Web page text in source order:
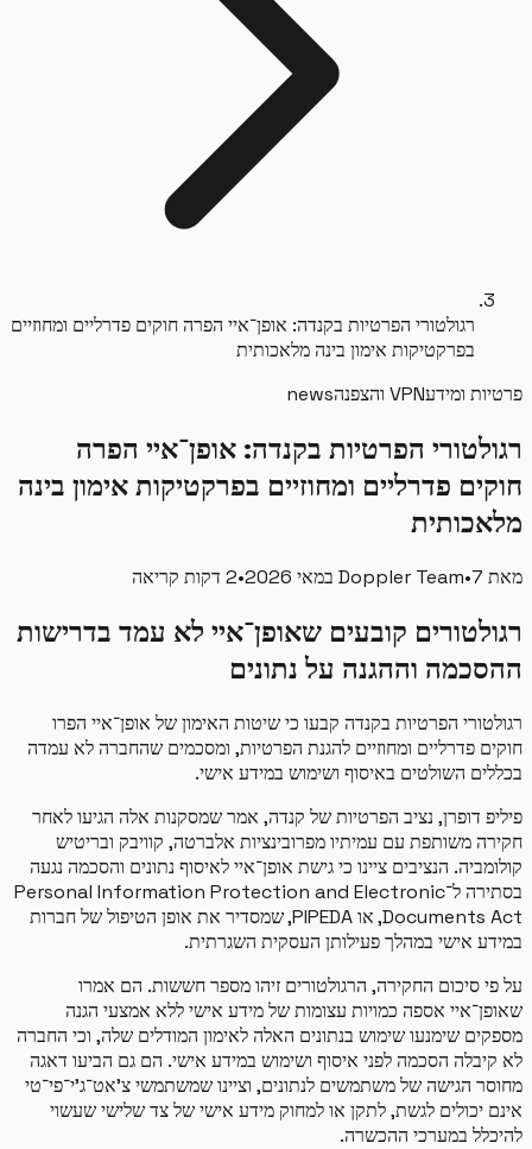
רגולטורי הפרטיות בקנדה: אופן־איי הפרה חוקים פדרליים ומחוזיים
בפרקטיקות אימון בינה מלאכותית
ומידע VPN והצפנה news
הפרטיות בקנדה: אופן־איי הפרה
פדרליים ומחוזיים בפרקטיקות אימון בינה
Doppler Team•7 במאי 2026 •2 דקות קריאה
קובעים שאופן־איי לא עמד בדרישות
וההגנה על נתונים
הפרטיות בקנדה קבעו כי שיטות האימון של אופן־איי הפרו
פדרליים ומחוזיים להגנת הפרטיות, ומסכמים שהחברה לא עמדה
השולטים באיסוף ושימוש במידע אישי.
דופרן, נציב הפרטיות של קנדה, אמר שמסקנות אלה הגיעו לאחר
משותפת עם עמיתיו מפרובינציות אלברטה, קוויבק ובריטיש
הנציבים ציינו כי גישת אופן־איי לאיסוף נתונים והסכמה נגעה
בסתירה ל־Personal Information Protection and Electronic
Documents Act, או PIPEDA, שמסדיר את אופן הטיפול של חברות
אישי במהלך פעילותן העסקית השגרתית.
סיכום החקירה, הרגולטורים זיהו מספר חששות. הם אמרו
אספה כמויות עצומות של מידע אישי ללא אמצעי הגנה
שימנעו שימוש בנתונים האלה לאימון המודלים שלה, וכי החברה
הסכמה לפני איסוף ושימוש במידע אישי. הם גם הביעו דאגה
הגישה של משתמשים לנתונים, וציינו שמשתמשי צ'אט־ג'י־פי־טי
יכולים לגשת, לתקן או למחוק מידע אישי של צד שלישי שעשוי
במערכי ההכשרה.